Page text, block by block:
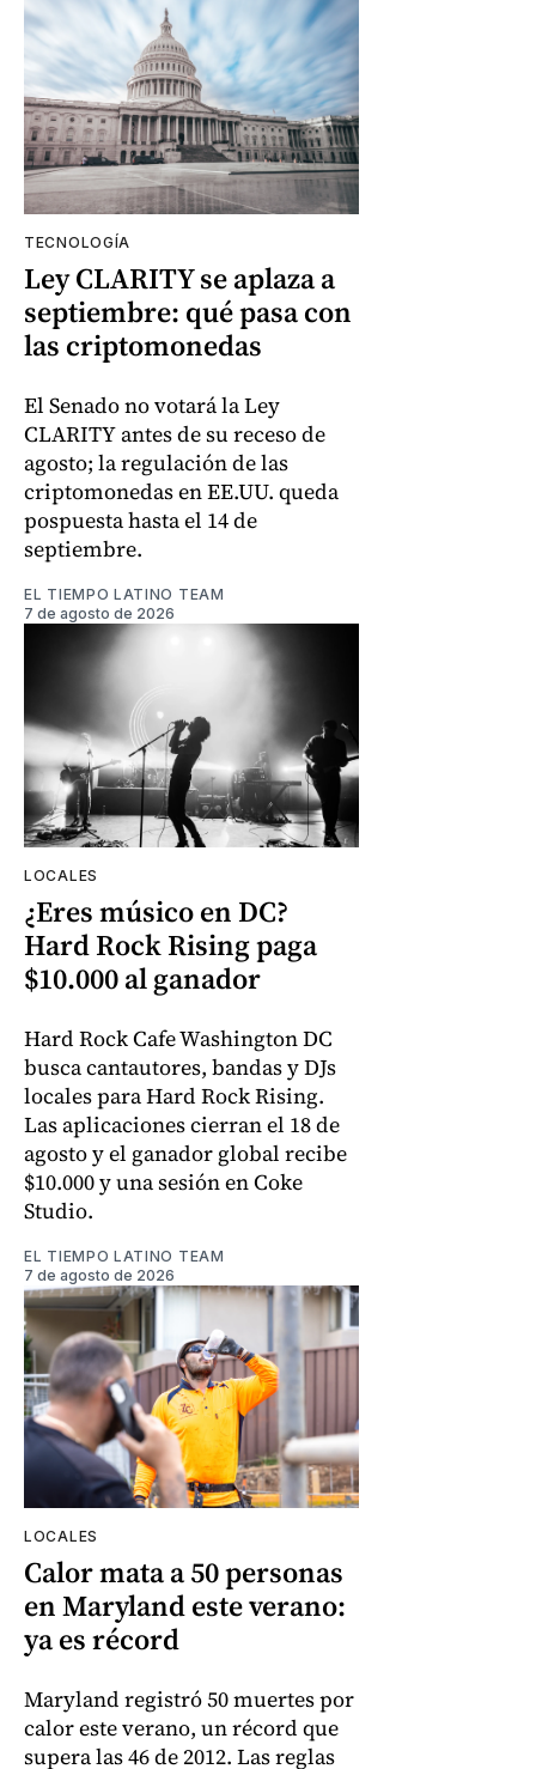
TECNOLOGÍA
Ley CLARITY se aplaza a
septiembre: qué pasa con
las criptomonedas
El Senado no votará la Ley
CLARITY antes de su receso de
agosto; la regulación de las
criptomonedas en EE.UU. queda
pospuesta hasta el 14 de
septiembre.
EL TIEMPO LATINO TEAM
7 de agosto de 2026
LOCALES
¿Eres músico en DC?
Hard Rock Rising paga
$10.000 al ganador
Hard Rock Cafe Washington DC
busca cantautores, bandas y DJs
locales para Hard Rock Rising.
Las aplicaciones cierran el 18 de
agosto y el ganador global recibe
$10.000 y una sesión en Coke
Studio.
EL TIEMPO LATINO TEAM
7 de agosto de 2026
LOCALES
Calor mata a 50 personas
en Maryland este verano:
ya es récord
Maryland registró 50 muertes por
calor este verano, un récord que
supera las 46 de 2012. Las reglas